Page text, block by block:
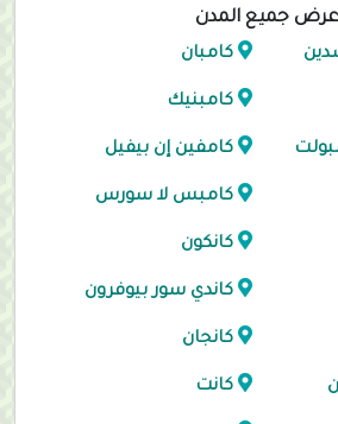
عرض جميع المدن
كامبان
كامبنيك
كامفين إن بيفيل
كامبس لا سورس
كانكون
كاندي سور بيوفرون
كانجان
كانت